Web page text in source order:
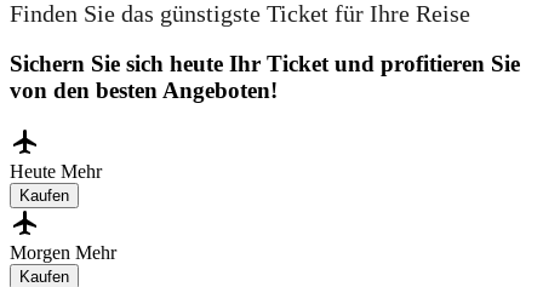
Finden Sie das günstigste Ticket für Ihre Reise
Sichern Sie sich heute Ihr Ticket und profitieren Sie
von den besten Angeboten!
Heute Mehr
Kaufen
Morgen Mehr
Kaufen